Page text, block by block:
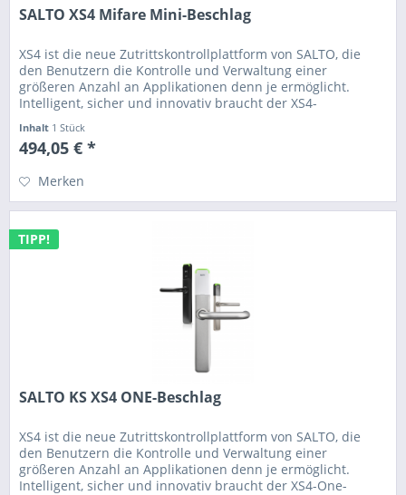
SALTO XS4 Mifare Mini-Beschlag
XS4 ist die neue Zutrittskontrollplattform von SALTO, die
den Benutzern die Kontrolle und Verwaltung einer
größeren Anzahl an Applikationen denn je ermöglicht.
Intelligent, sicher und innovativ braucht der XS4-
Inhalt 1 Stück
494,05 € *
Merken
TIPP!
SALTO KS XS4 ONE-Beschlag
XS4 ist die neue Zutrittskontrollplattform von SALTO, die
den Benutzern die Kontrolle und Verwaltung einer
größeren Anzahl an Applikationen denn je ermöglicht.
Intelligent, sicher und innovativ braucht der XS4-One-